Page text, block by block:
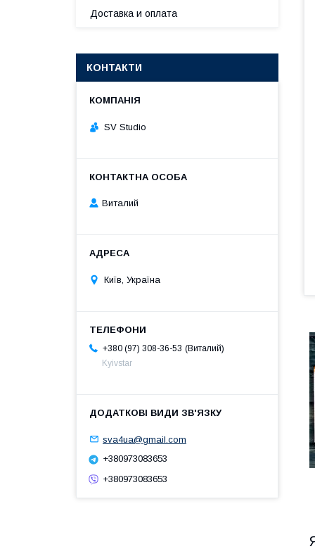
Доставка и оплата
КОНТАКТИ
SV Studio
Виталий
Київ, Україна
+380 (97) 308-36-53
Виталий
Kyivstar
sva4ua@gmail.com
+380973083653
+380973083653